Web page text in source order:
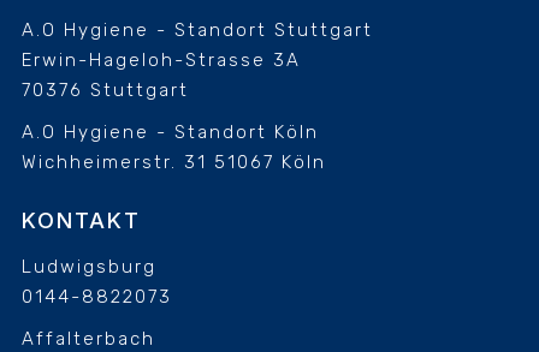
A.O Hygiene - Standort Stuttgart
Erwin-Hageloh-Strasse 3A
70376 Stuttgart
A.O Hygiene - Standort Köln
Wichheimerstr. 31 51067 Köln
KONTAKT
Ludwigsburg
0144-8822073
Affalterbach